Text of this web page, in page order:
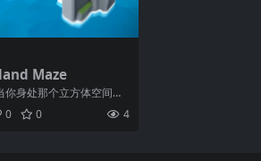
Maze
你身处那个立方体空间里
简单的岛屿也会变成令
0 0 4